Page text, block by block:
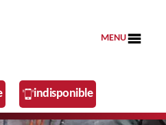
MENU
indisponible